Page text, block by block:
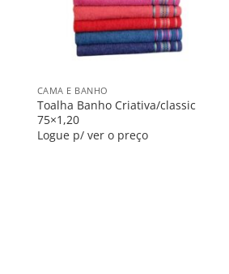
CAMA E BANHO
Toalha Banho Criativa/classic
75×1,20
Logue p/ ver o preço